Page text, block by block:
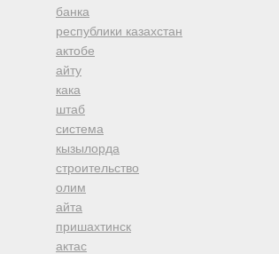
банка
республики казахстан
актобе
айту
кака
штаб
система
кызылорда
строительство
олим
айта
пришахтинск
актас